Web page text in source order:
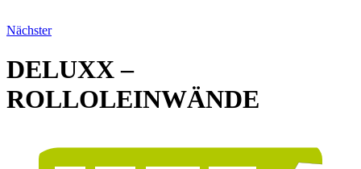
Nächster
DELUXX –
ROLLOLEINWÄNDE